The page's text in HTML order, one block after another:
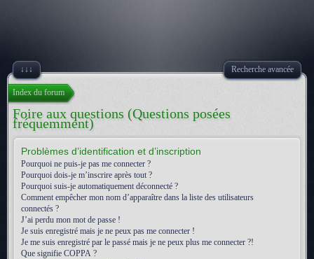
↓↓↓ Recherche avancée
Index du forum
Foire aux questions (Questions posées
fréquemment)
Problèmes d’identification et d’inscription
Pourquoi ne puis-je pas me connecter ?
Pourquoi dois-je m’inscrire après tout ?
Pourquoi suis-je automatiquement déconnecté ?
Comment empêcher mon nom d’apparaître dans la liste des utilisateurs
connectés ?
J’ai perdu mon mot de passe !
Je suis enregistré mais je ne peux pas me connecter !
Je me suis enregistré par le passé mais je ne peux plus me connecter ?!
Que signifie COPPA ?